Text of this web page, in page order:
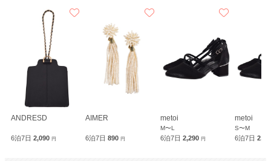
ANDRESD
6泊7日 2,090 円
AIMER
6泊7日890円
metoi
M〜L
6泊7日 2,290 円
metoi
S〜M
6泊7日